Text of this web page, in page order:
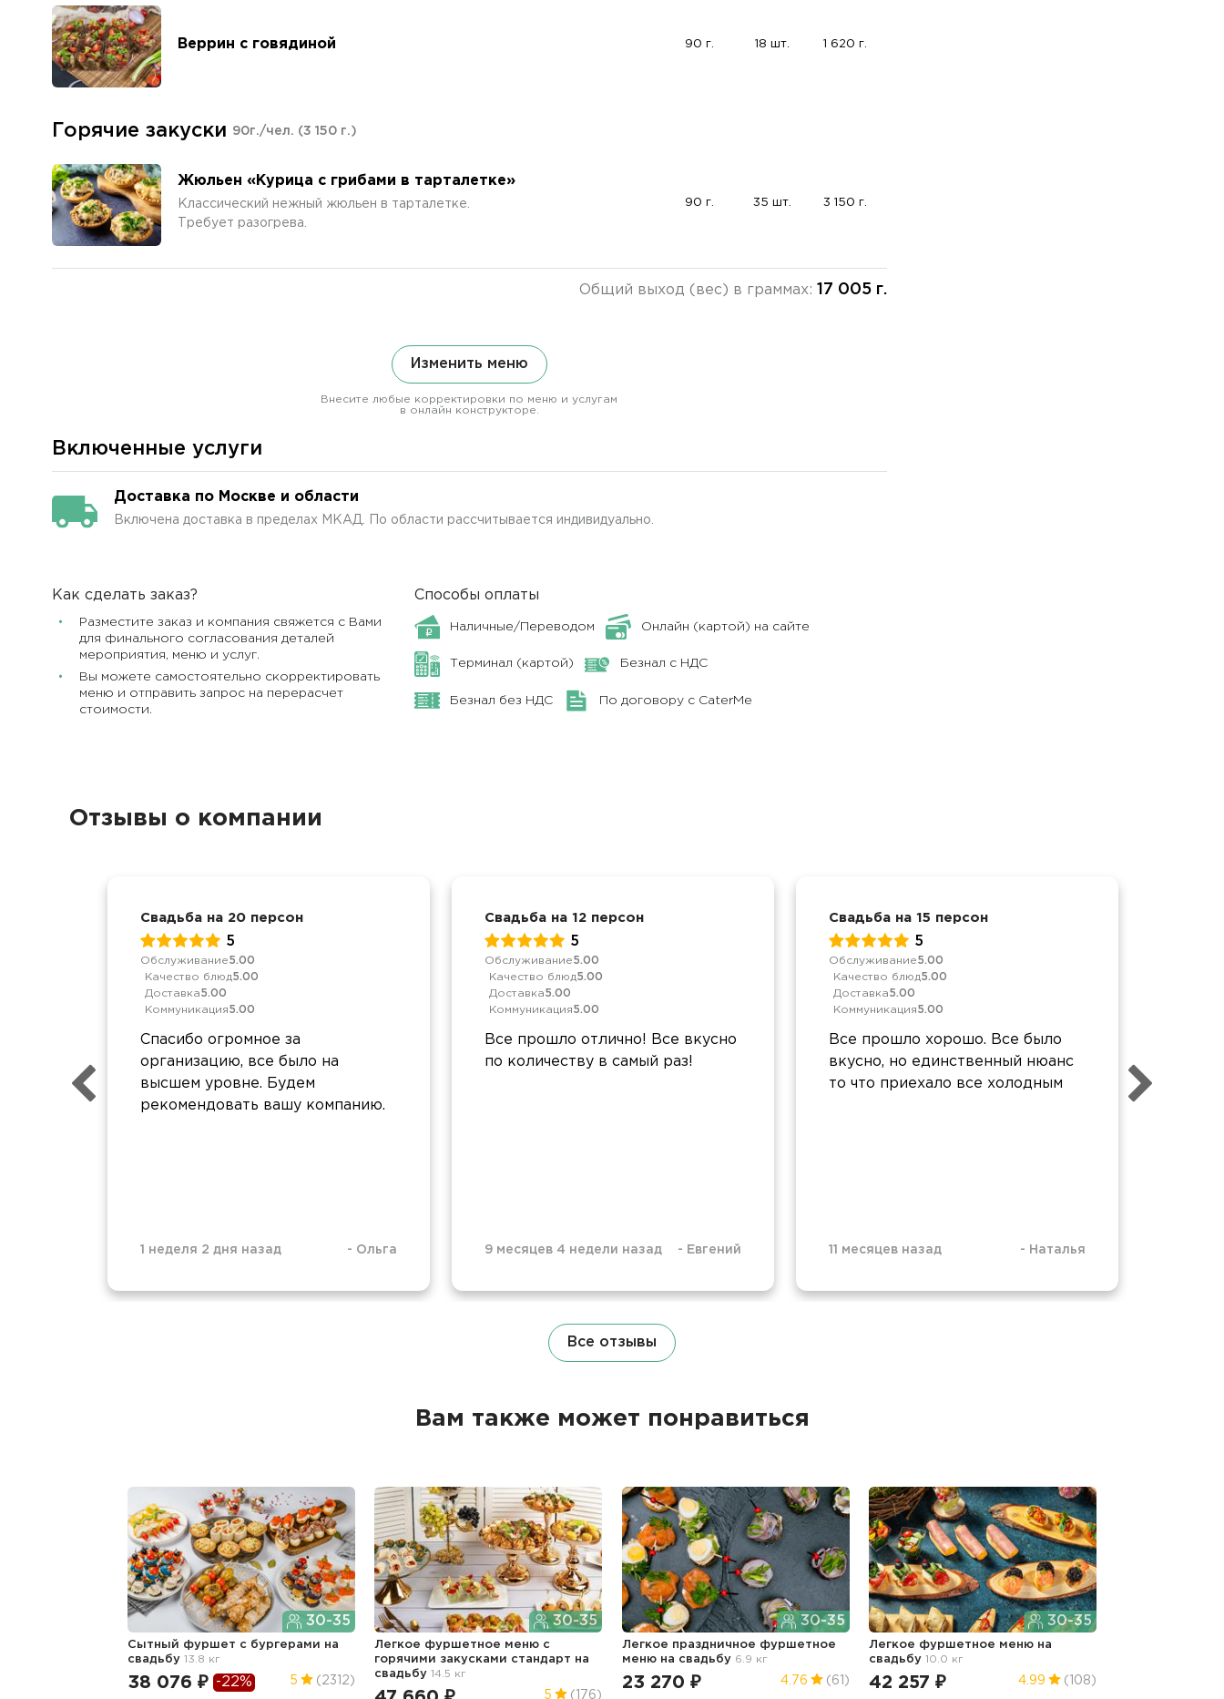
Веррин с говядиной 90 г. 18 шт. 1 620 г.
Горячие закуски 90г./чел. (3 150 г.)
Жюльен «Курица с грибами в тарталетке»
Классический нежный жюльен в тарталетке.
Требует разогрева.
90 г. 35 шт. 3 150 г.
Общий выход (вес) в граммах: 17 005 г.
Изменить меню
Внесите любые корректировки по меню и услугам
в онлайн конструкторе.
Включенные услуги
Доставка по Москве и области
Включена доставка в пределах МКАД. По области рассчитывается индивидуально.
Как сделать заказ?
Разместите заказ и компания свяжется с Вами
для финального согласования деталей
мероприятия, меню и услуг.
Вы можете самостоятельно скорректировать
меню и отправить запрос на перерасчет
стоимости.
Способы оплаты
Наличные/Переводом Онлайн (картой) на сайте
Терминал (картой) Безнал с НДС
Безнал без НДС По договору с CaterMe
Отзывы о компании
Свадьба на 20 персон
5
Обслуживание5.00
Качество блюд5.00
Доставка5.00
Коммуникация5.00
Спасибо огромное за
организацию, все было на
высшем уровне. Будем
рекомендовать вашу компанию.
1 неделя 2 дня назад - Ольга
Свадьба на 12 персон
5
Обслуживание5.00
Качество блюд5.00
Доставка5.00
Коммуникация5.00
Все прошло отлично! Все вкусно
по количеству в самый раз!
9 месяцев 4 недели назад - Евгений
Свадьба на 15 персон
5
Обслуживание5.00
Качество блюд5.00
Доставка5.00
Коммуникация5.00
Все прошло хорошо. Все было
вкусно, но единственный нюанс
то что приехало все холодным
11 месяцев назад - Наталья
Все отзывы
Вам также может понравиться
30-35
Сытный фуршет с бургерами на
свадьбу 13.8 кг
38 076 ₽ -22% 5 (2312)
30-35
Легкое фуршетное меню c
горячими закусками стандарт на
свадьбу 14.5 кг
5 (176)
30-35
Легкое праздничное фуршетное
меню на свадьбу 6.9 кг
23 270 ₽ 4.76 (61)
30-35
Легкое фуршетное меню на
свадьбу 10.0 кг
42 257 ₽ 4.99 (108)